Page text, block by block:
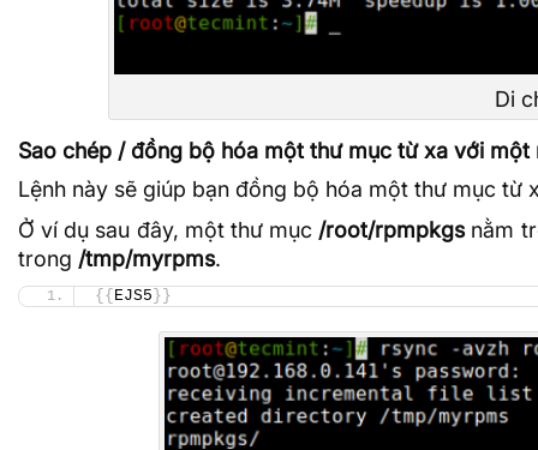
Di
Sao chép / đồng bộ hóa một thư mục từ xa với một
Lệnh này sẽ giúp bạn đồng bộ hóa một thư mục từ
Ở ví dụ sau đây, một thư mục/root/rpmpkgsnằm
trong /tmp/myrpms.
{{ EJS5 }}